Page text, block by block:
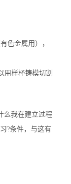
色金属用），
用样杯铸模切割
么我在建立过程
?条件，与这有